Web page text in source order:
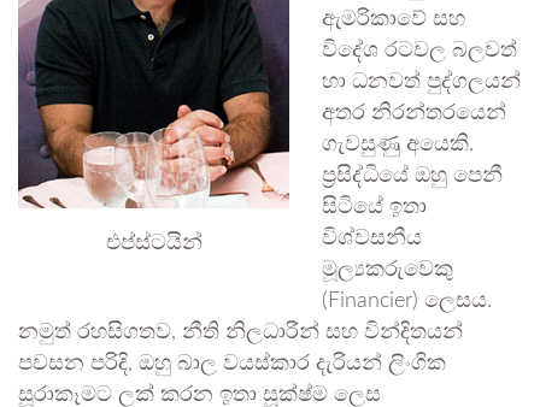
එප්ස්ටයින්
ඇමරිකාවේ සහ
විදේශ රටවල බලවත්
හා ධනවත් පුද්ගලයන්
අතර නිරන්තරයෙන්
ගැවසුණු අයෙකි.
ප්‍රසිද්ධියේ ඔහු පෙනී
සිටියේ ඉතා
විශ්වසනීය
මූල්‍යකරුවෙකු
(Financier) ලෙසය.
නමුත් රහසිගතව, නීති නිලධාරීන් සහ වින්දිතයන්
පවසන පරිදි, ඔහු බාල වයස්කාර දැරියන් ලිංගික
සූරාකෑමට ලක් කරන ඉතා සූක්ෂ්ම ලෙස